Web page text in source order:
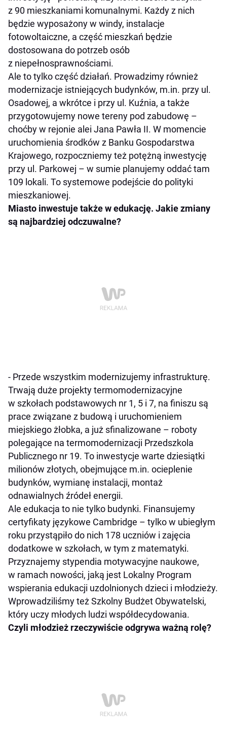
z 90 mieszkaniami komunalnymi. Każdy z nich
będzie wyposażony w windy, instalacje
fotowoltaiczne, a część mieszkań będzie
dostosowana do potrzeb osób
z niepełnosprawnościami.
Ale to tylko część działań. Prowadzimy również
modernizacje istniejących budynków, m.in. przy ul.
Osadowej, a wkrótce i przy ul. Kuźnia, a także
przygotowujemy nowe tereny pod zabudowę –
choćby w rejonie alei Jana Pawła II. W momencie
uruchomienia środków z Banku Gospodarstwa
Krajowego, rozpoczniemy też potężną inwestycję
przy ul. Parkowej – w sumie planujemy oddać tam
109 lokali. To systemowe podejście do polityki
mieszkaniowej.
Miasto inwestuje także w edukację. Jakie zmiany
są najbardziej odczuwalne?
- Przede wszystkim modernizujemy infrastrukturę.
Trwają duże projekty termomodernizacyjne
w szkołach podstawowych nr 1, 5 i 7, na finiszu są
prace związane z budową i uruchomieniem
miejskiego żłobka, a już sfinalizowane – roboty
polegające na termomodernizacji Przedszkola
Publicznego nr 19. To inwestycje warte dziesiątki
milionów złotych, obejmujące m.in. ocieplenie
budynków, wymianę instalacji, montaż
odnawialnych źródeł energii.
Ale edukacja to nie tylko budynki. Finansujemy
certyfikaty językowe Cambridge – tylko w ubiegłym
roku przystąpiło do nich 178 uczniów i zajęcia
dodatkowe w szkołach, w tym z matematyki.
Przyznajemy stypendia motywacyjne naukowe,
w ramach nowości, jaką jest Lokalny Program
wspierania edukacji uzdolnionych dzieci i młodzieży.
Wprowadziliśmy też Szkolny Budżet Obywatelski,
który uczy młodych ludzi współdecydowania.
Czyli młodzież rzeczywiście odgrywa ważną rolę?